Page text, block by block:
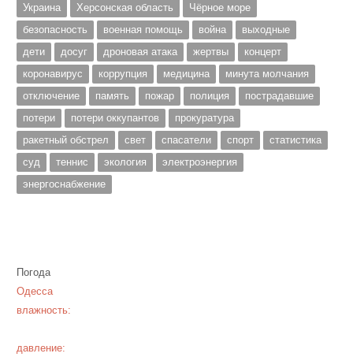
Украина
Херсонская область
Чёрное море
безопасность
военная помощь война
выходные
дети
досуг дроновая атака жертвы
концерт
коронавирус
коррупция медицина
минута молчания
отключение
память пожар полиция
пострадавшие
потери
потери оккупантов
прокуратура
ракетный обстрел
свет спасатели спорт
статистика
суд
теннис экология
электроэнергия
энергоснабжение
Погода
Одесса
влажность:
давление: